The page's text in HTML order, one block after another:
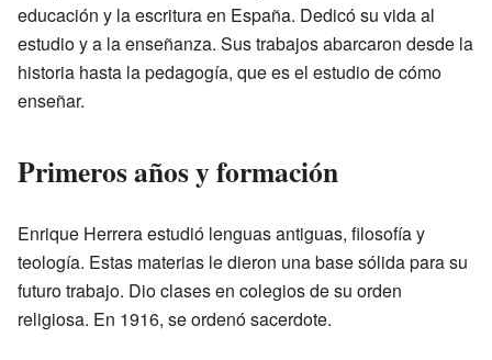
educación y la escritura en España. Dedicó su vida al
estudio y a la enseñanza. Sus trabajos abarcaron desde la
historia hasta la pedagogía, que es el estudio de cómo
enseñar.
Primeros años y formación
Enrique Herrera estudió lenguas antiguas, filosofía y
teología. Estas materias le dieron una base sólida para su
futuro trabajo. Dio clases en colegios de su orden
religiosa. En 1916, se ordenó sacerdote.